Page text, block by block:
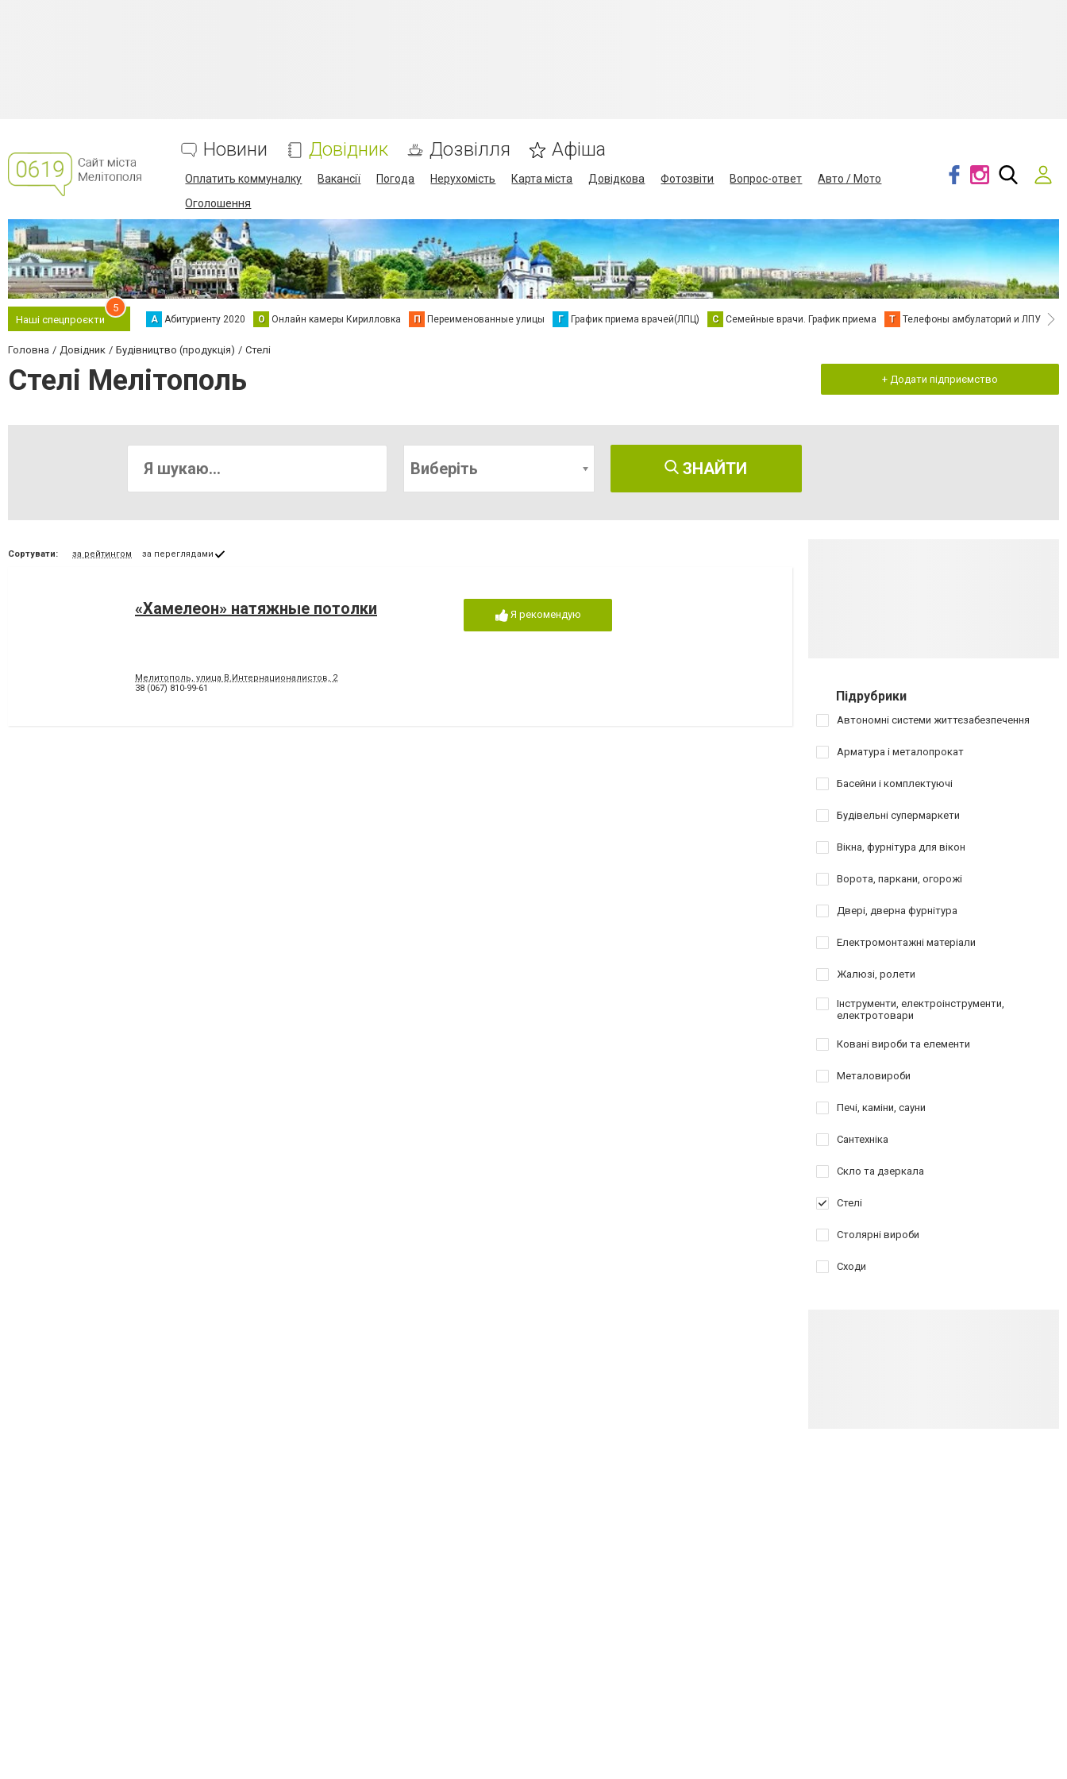
Новини Довідник Дозвілля Афіша
Оплатить коммуналку Вакансії Погода Нерухомість Карта міста Довідкова Фотозвіти Вопрос-ответ
Авто / Мото
Оголошення
Наші спецпроєкти
5
А Абитуриенту 2020 О Онлайн камеры Кирилловка П Переименованные улицы Г График приема врачей(ЛПЦ) С Семейные врачи. График приема Т Телефоны амбулаторий и ЛПУ В
Головна Довідник Будівництво (продукція) Стелі
Стелі Мелітополь + Додати підприємство
Виберіть ЗНАЙТИ
Сортувати: за рейтингом за переглядами
«Хамелеон» натяжные потолки
Мелитополь, улица В.Интернационалистов, 2
38 (067) 810-99-61
Я рекомендую
Підрубрики
Автономні системи життєзабезпечення
Арматура і металопрокат
Басейни і комплектуючі
Будівельні супермаркети
Вікна, фурнітура для вікон
Ворота, паркани, огорожі
Двері, дверна фурнітура
Електромонтажні матеріали
Жалюзі, ролети
Інструменти, електроінструменти,
електротовари
Ковані вироби та елементи
Металовироби
Печі, каміни, сауни
Сантехніка
Скло та дзеркала
Стелі
Столярні вироби
Сходи